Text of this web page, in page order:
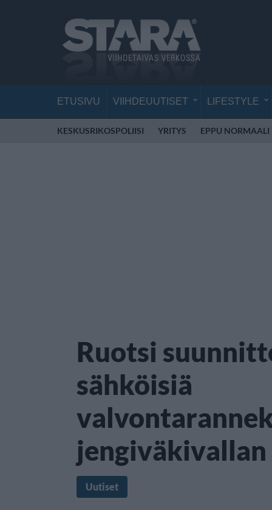
ETUSIVU VIIHDEUUTISET LIFESTYLE
KESKUSRIKOSPOLIISI YRITYS EPPU NORMAALI
Ruotsi
sähköisiä
jengiväkivallan
Uutiset